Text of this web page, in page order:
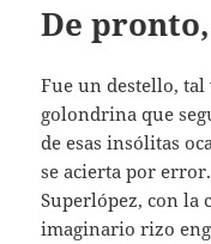
De
Fue un destello,
golondrina que
de esas insólitas
se acierta por
Superlópez, con la
imaginario rizo